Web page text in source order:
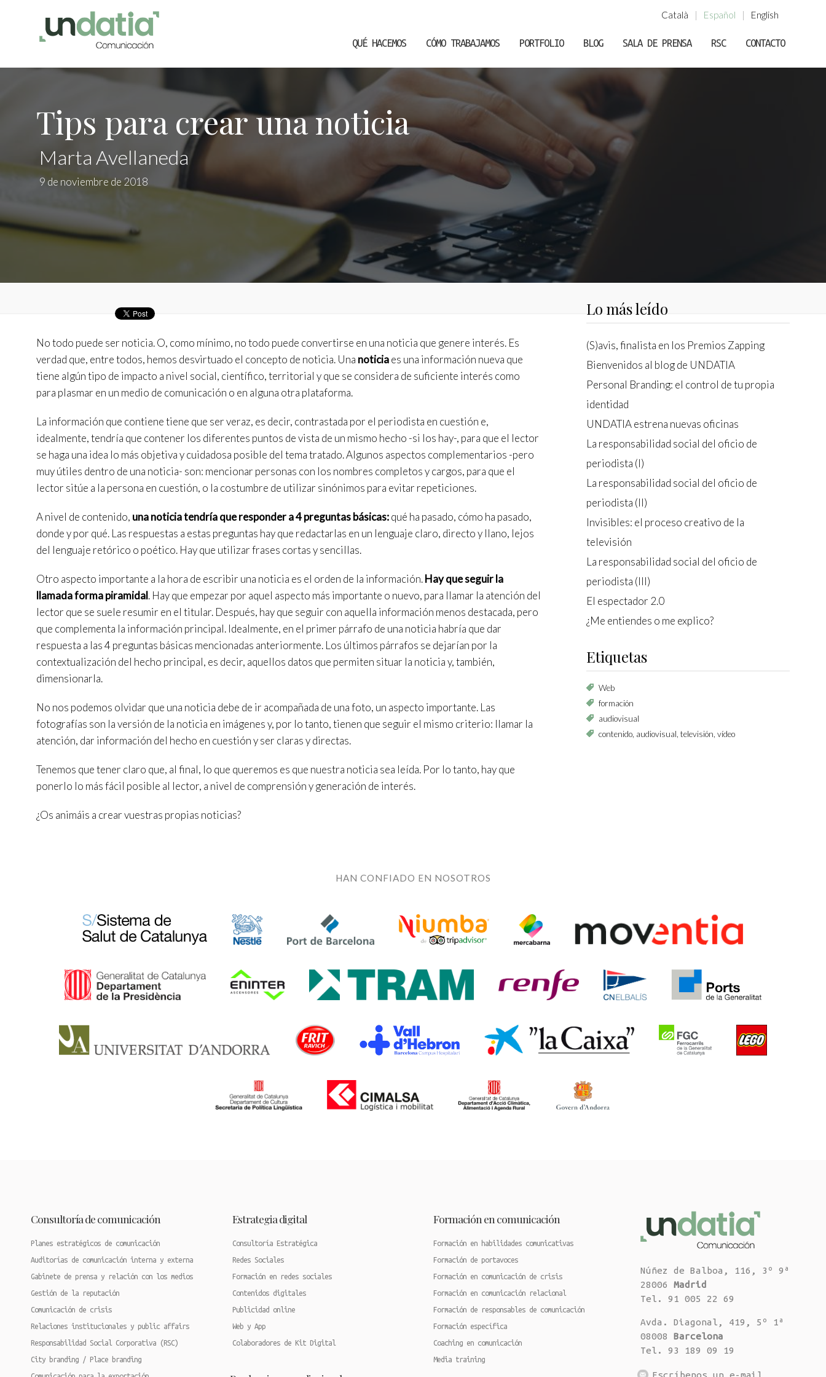
Català | Español | English
QUÉ HACEMOS CÓMO TRABAJAMOS PORTFOLIO BLOG SALA DE PRENSA RSC CONTACTO
Tips para crear una noticia
Marta Avellaneda
9 de noviembre de 2018
Lo más leído
(S)avis, finalista en los Premios Zapping
Bienvenidos al blog de UNDATIA
Personal Branding: el control de tu propia
identidad
UNDATIA estrena nuevas oficinas
La responsabilidad social del oficio de
periodista (I)
La responsabilidad social del oficio de
periodista (II)
Invisibles: el proceso creativo de la
televisión
La responsabilidad social del oficio de
periodista (III)
El espectador 2.0
¿Me entiendes o me explico?
Etiquetas
Web
formación
audiovisual
contenido, audiovisual, televisión, vídeo
No todo puede ser noticia. O, como mínimo, no todo puede convertirse en una noticia que genere interés. Es
verdad que, entre todos, hemos desvirtuado el concepto de noticia. Una noticiaes una información nueva que
tiene algún tipo de impacto a nivel social, científico, territorial y que se considera de suficiente interés como
para plasmar en un medio de comunicación o en alguna otra plataforma.
La información que contiene tiene que ser veraz, es decir, contrastada por el periodista en cuestión e,
idealmente, tendría que contener los diferentes puntos de vista de un mismo hecho -si los hay-, para que el lector
se haga una idea lo más objetiva y cuidadosa posible del tema tratado. Algunos aspectos complementarios -pero
muy útiles dentro de una noticia- son: mencionar personas con los nombres completos y cargos, para que el
lector sitúe a la persona en cuestión, o la costumbre de utilizar sinónimos para evitar repeticiones.
A nivel de contenido, una noticia tendría que responder a 4 preguntas básicas:qué ha pasado, cómo ha pasado,
donde y por qué. Las respuestas a estas preguntas hay que redactarlas en un lenguaje claro, directo y llano, lejos
del lenguaje retórico o poético. Hay que utilizar frases cortas y sencillas.
Otro aspecto importante a la hora de escribir una noticia es el orden de la información.Hay que seguir la
llamada forma piramidal. Hay que empezar por aquel aspecto más importante o nuevo, para llamar la atención del
lector que se suele resumir en el titular. Después, hay que seguir con aquella información menos destacada, pero
que complementa la información principal. Idealmente, en el primer párrafo de una noticia habría que dar
respuesta a las 4 preguntas básicas mencionadas anteriormente. Los últimos párrafos se dejarían por la
contextualización del hecho principal, es decir, aquellos datos que permiten situar la noticia y, también,
dimensionarla.
No nos podemos olvidar que una noticia debe de ir acompañada de una foto, un aspecto importante. Las
fotografías son la versión de la noticia en imágenes y, por lo tanto, tienen que seguir el mismo criterio: llamar la
atención, dar información del hecho en cuestión y ser claras y directas.
Tenemos que tener claro que, al final, lo que queremos es que nuestra noticia sea leída. Por lo tanto, hay que
ponerlo lo más fácil posible al lector, a nivel de comprensión y generación de interés.
¿Os animáis a crear vuestras propias noticias?
HAN CONFIADO EN NOSOTROS
Núñez de Balboa, 116, 3º 9ª
28006 Madrid
Tel. 91 005 22 69
Avda. Diagonal, 419, 5º 1ª
08008 Barcelona
Tel. 93 189 09 19
Escríbenos un e-mail
Consultoría de comunicación
Planes estratégicos de comunicación
Auditorías de comunicación interna y externa
Gabinete de prensa y relación con los medios
Gestión de la reputación
Comunicación de crisis
Relaciones institucionales y public affairs
Responsabilidad Social Corporativa (RSC)
City branding / Place branding
Estrategia digital
Consultoría Estratégica
Redes Sociales
Formación en redes sociales
Contenidos digitales
Publicidad online
Web y App
Colaboradores de Kit Digital
Formación en comunicación
Formación en habilidades comunicativas
Formación de portavoces
Formación en comunicación de crisis
Formación en comunicación relacional
Formación de responsables de comunicación
Formación específica
Coaching en comunicación
Media training
Modificar cookies
pudiendo, si así lo desea, impedir que sean instaladas en su disco duro, aunque
deberá tener en cuenta que dicha acción podrá ocasionar dificultades de navegación
de la página web.
Analíticas y personalización
sitio web. La información recogida mediante este tipo de cookies se utiliza en la
medición de la actividad de la web para la elaboración de perfiles de navegación de
los usuarios con el fin de introducir mejoras en función del análisis de los datos de uso
que hacen los usuarios del servicio. Permiten guardar la información de preferencia
del usuario para mejorar la calidad de nuestros servicios y para ofrecer una mejor
experiencia a través de productos recomendados.
Estas cookies son utilizadas para almacenar información sobre las preferencias y
elecciones personales del usuario a través de la observación continuada de sus
hábitos de navegación. Gracias a ellas, podemos conocer los hábitos de navegación
en el sitio web y mostrar publicidad relacionada con el perfil de navegación del
Guardar configuración Aceptar todas